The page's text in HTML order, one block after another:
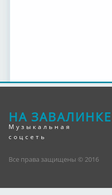
НА ЗАВАЛИНКЕ
Музыкальная
соцсеть
Все права защищены © 2016